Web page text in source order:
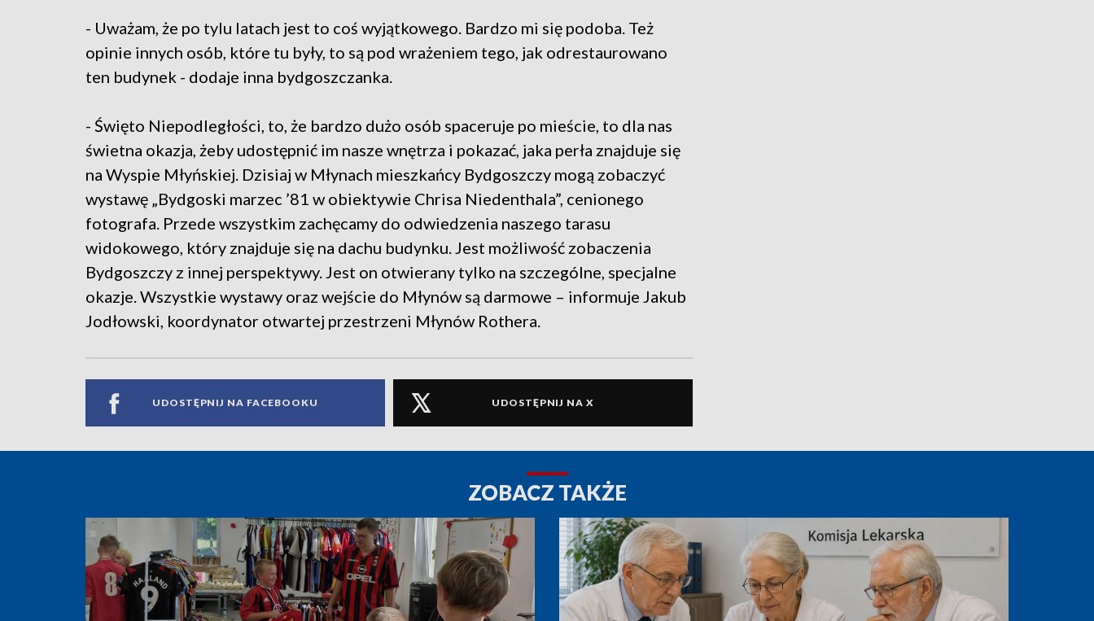
- Uważam, że po tylu latach jest to coś wyjątkowego. Bardzo mi się podoba. Też
opinie innych osób, które tu były, to są pod wrażeniem tego, jak odrestaurowano
ten budynek - dodaje inna bydgoszczanka.
- Święto Niepodległości, to, że bardzo dużo osób spaceruje po mieście, to dla nas
świetna okazja, żeby udostępnić im nasze wnętrza i pokazać, jaka perła znajduje się
na Wyspie Młyńskiej. Dzisiaj w Młynach mieszkańcy Bydgoszczy mogą zobaczyć
wystawę „Bydgoski marzec ’81 w obiektywie Chrisa Niedenthala”, cenionego
fotografa. Przede wszystkim zachęcamy do odwiedzenia naszego tarasu
widokowego, który znajduje się na dachu budynku. Jest możliwość zobaczenia
Bydgoszczy z innej perspektywy. Jest on otwierany tylko na szczególne, specjalne
okazje. Wszystkie wystawy oraz wejście do Młynów są darmowe – informuje Jakub
Jodłowski, koordynator otwartej przestrzeni Młynów Rothera.
UDOSTĘPNIJ NA FACEBOOKU UDOSTĘPNIJ NA X
ZOBACZ TAKŻE